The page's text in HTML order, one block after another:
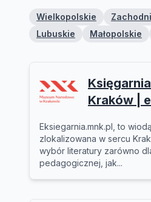
Wielkopolskie
Lubuskie
Małopolskie
Kraków |
Eksiegarnia.mnk.pl, to
zlokalizowana w sercu
wybór literatury zarówno
pedagogicznej, jak...